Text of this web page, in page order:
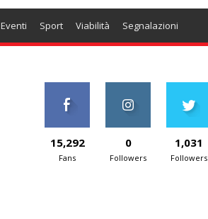
Eventi Sport Viabilità Segnalazioni
15,292
Fans
0
Followers
1,031
Followers